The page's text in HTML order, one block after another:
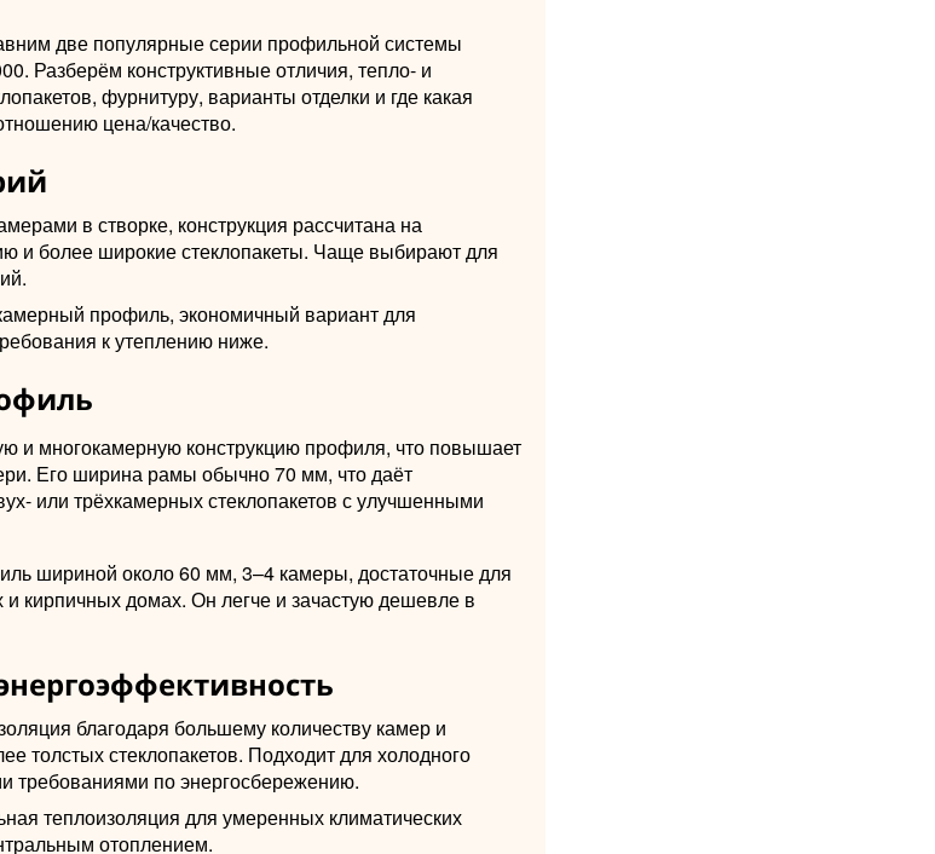
две популярные серии профильной системы
Разберём конструктивные отличия, тепло- и
фурнитуру, варианты отделки и где какая
цена/качество.
в створке, конструкция рассчитана на
и более широкие стеклопакеты. Чаще выбирают для
профиль, экономичный вариант для
к утеплению ниже.
и многокамерную конструкцию профиля, что повышает
Его ширина рамы обычно 70 мм, что даёт
или трёхкамерных стеклопакетов с улучшенными
шириной около 60 мм, 3–4 камеры, достаточные для
кирпичных домах. Он легче и зачастую дешевле в
благодаря большему количеству камер и
толстых стеклопакетов. Подходит для холодного
требованиями по энергосбережению.
теплоизоляция для умеренных климатических
отоплением.